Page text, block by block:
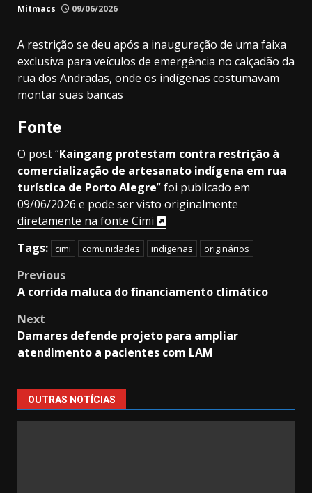
Mitmacs 09/06/2026
A restrição se deu após a inauguração de uma faixa
exclusiva para veículos de emergência no calçadão da
rua dos Andradas, onde os indígenas costumavam
montar suas bancas
Fonte
O post “Kaingang protestam contra restrição à
comercialização de artesanato indígena em rua
turística de Porto Alegre” foi publicado em
09/06/2026 e pode ser visto originalmente
diretamente na fonte Cimi
Tags: cimi comunidades indígenas originários
Post
Previous
A corrida maluca do financiamento climático
Next
Damares defende projeto para ampliar
atendimento a pacientes com LAM
OUTRAS NOTÍCIAS